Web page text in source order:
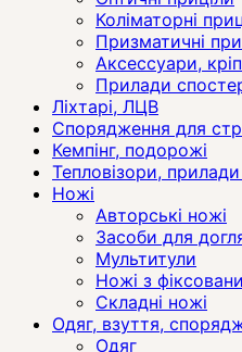
Коліматорні
Призматичні
Аксессуари,
Прилади
Ліхтарі, ЛЦВ
Спорядження для
Кемпінг, подорожі
Тепловізори,
Ножі
Авторські ножі
Засоби для
Мультитули
Ножі з
Складні ножі
Одяг, взуття,
Одяг